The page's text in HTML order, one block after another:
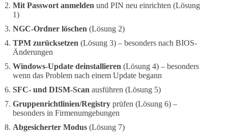
Mit Passwort anmelden und PIN neu einrichten (Lösung
1)
NGC-Ordner löschen (Lösung 2)
TPM zurücksetzen (Lösung 3) – besonders nach BIOS-
Änderungen
Windows-Update deinstallieren (Lösung 4) – besonders
wenn das Problem nach einem Update begann
SFC- und DISM-Scan ausführen (Lösung 5)
Gruppenrichtlinien/Registry prüfen (Lösung 6) –
besonders in Firmenumgebungen
Abgesicherter Modus (Lösung 7)